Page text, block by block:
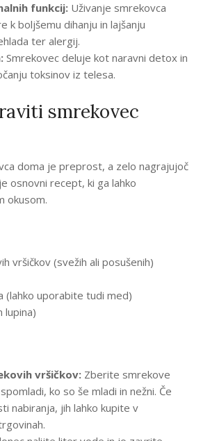
funkcij: Uživanje smrekovca
k boljšemu dihanju in lajšanju
ter alergij.
Smrekovec deluje kot naravni detox in
toksinov iz telesa.
smrekovec
doma je preprost, a zelo nagrajujoč
osnovni recept, ki ga lahko
okusom.
vršičkov (svežih ali posušenih)
(lahko uporabite tudi med)
lupina)
vršičkov: Zberite smrekove
ko so še mladi in nežni. Če
nabiranja, jih lahko kupite v